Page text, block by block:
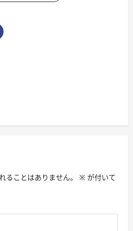
ることはありません。 ※ が付いて